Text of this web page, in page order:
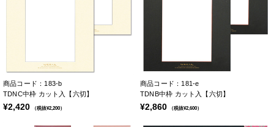
商品コード：183-b
TDNC中枠 カット入【六切】
¥2,420 （税抜¥2,200）
商品コード：181-e
TDNB中枠 カット入【六切】
¥2,860 （税抜¥2,600）